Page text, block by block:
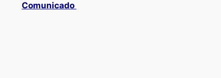
Comunicado